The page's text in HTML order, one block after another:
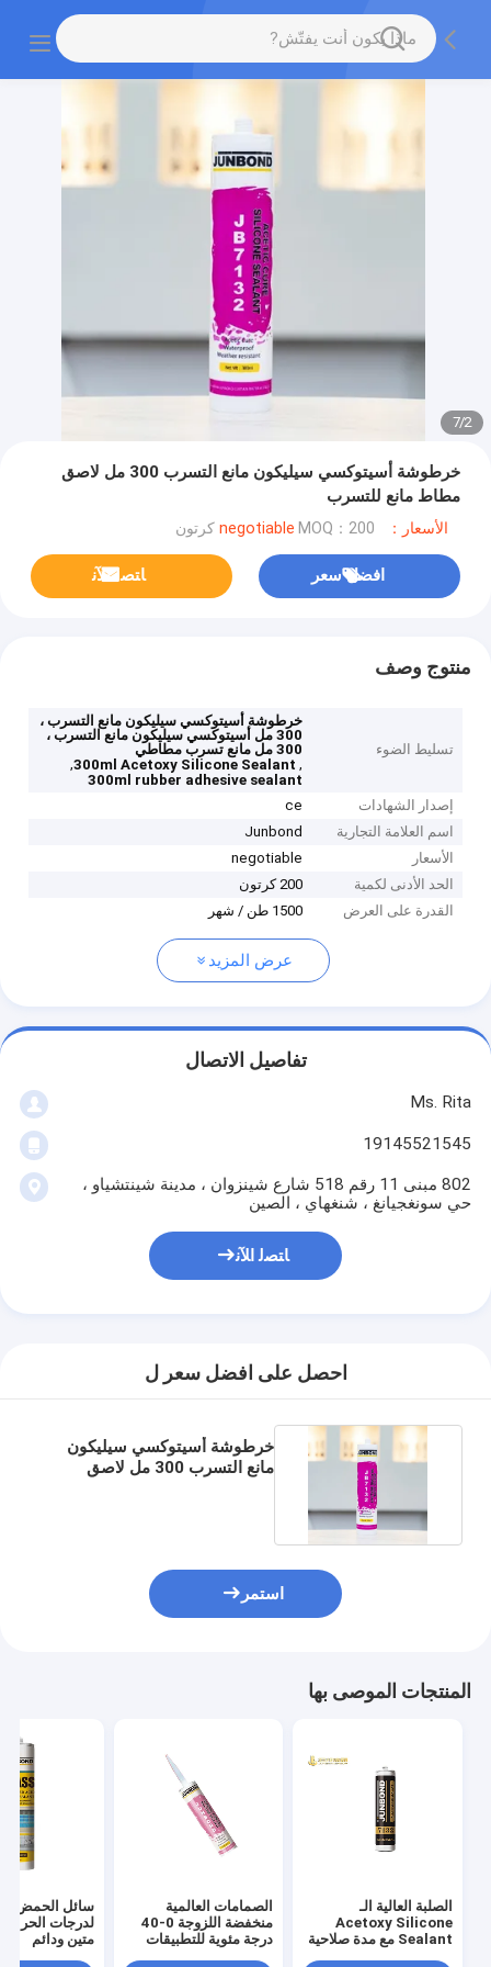
2
/
7
خرطوشة أسيتوكسي سيليكون مانع التسرب 300 مل لاصق
مطاط مانع للتسرب
الأسعار：negotiable MOQ：200 كرتون
افضل سعر ﺎﺘﺼﻟ ﺍﻶﻧ
منتوج وصف
تسليط الضوء
خرطوشة أسيتوكسي سيليكون مانع التسرب ،
300 مل أسيتوكسي سيليكون مانع التسرب ،
300 مل مانع تسرب مطاطي
,
300ml Acetoxy Silicone Sealant
,
300ml rubber adhesive sealant
إصدار الشهادات
ce
اسم العلامة التجارية
Junbond
الأسعار
negotiable
الحد الأدنى لكمية
200 كرتون
القدرة على العرض
1500 طن / شهر
عرض المزيد
تفاصيل الاتصال
Ms. Rita
19145521545
802 مبنى 11 رقم 518 شارع شينزوان ، مدينة شينتشياو ،
حي سونغجيانغ ، شنغهاي ، الصين
ﺎﺘﺼﻟ ﺍﻶﻧ
احصل على افضل سعر ل
خرطوشة أسيتوكسي سيليكون
مانع التسرب 300 مل لاصق
استمر
المنتجات الموصى بها
الصلبة العالية الـ
Acetoxy Silicone
Sealant مع مدة صلاحية
الصمامات العالمية
منخفضة اللزوجة 0-40
درجة مئوية للتطبيقات
سائل الحمض
لدرجات الحرارة
متين ودائم